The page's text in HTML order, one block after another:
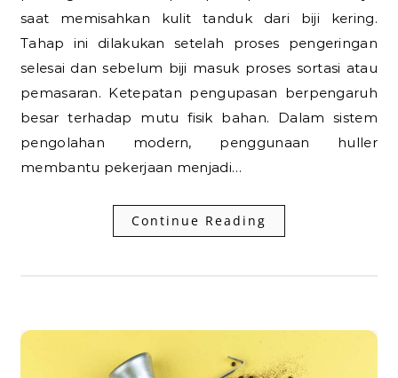
saat memisahkan kulit tanduk dari biji kering.
Tahap ini dilakukan setelah proses pengeringan
selesai dan sebelum biji masuk proses sortasi atau
pemasaran. Ketepatan pengupasan berpengaruh
besar terhadap mutu fisik bahan. Dalam sistem
pengolahan modern, penggunaan huller
membantu pekerjaan menjadi…
Continue Reading